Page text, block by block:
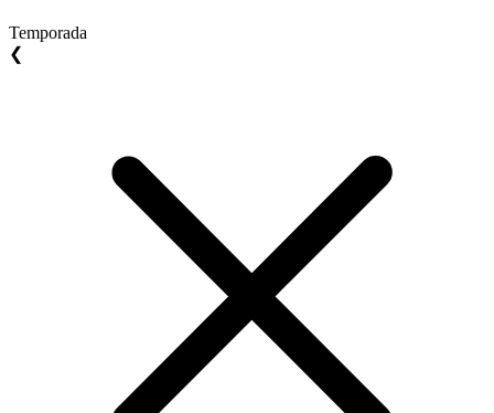
Temporada
❮